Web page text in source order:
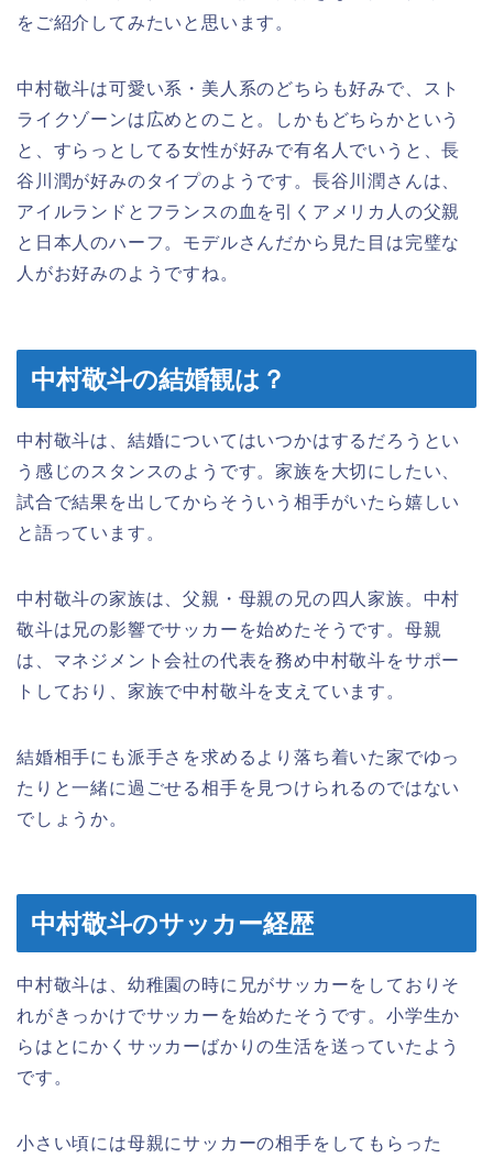
をご紹介してみたいと思います。
中村敬斗は可愛い系・美人系のどちらも好みで、スト
ライクゾーンは広めとのこと。しかもどちらかという
と、すらっとしてる女性が好みで有名人でいうと、長
谷川潤が好みのタイプのようです。長谷川潤さんは、
アイルランドとフランスの血を引くアメリカ人の父親
と日本人のハーフ。モデルさんだから見た目は完璧な
人がお好みのようですね。
中村敬斗の結婚観は？
中村敬斗は、結婚についてはいつかはするだろうとい
う感じのスタンスのようです。家族を大切にしたい、
試合で結果を出してからそういう相手がいたら嬉しい
と語っています。
中村敬斗の家族は、父親・母親の兄の四人家族。中村
敬斗は兄の影響でサッカーを始めたそうです。母親
は、マネジメント会社の代表を務め中村敬斗をサポー
トしており、家族で中村敬斗を支えています。
結婚相手にも派手さを求めるより落ち着いた家でゆっ
たりと一緒に過ごせる相手を見つけられるのではない
でしょうか。
中村敬斗のサッカー経歴
中村敬斗は、幼稚園の時に兄がサッカーをしておりそ
れがきっかけでサッカーを始めたそうです。小学生か
らはとにかくサッカーばかりの生活を送っていたよう
です。
小さい頃には母親にサッカーの相手をしてもらった